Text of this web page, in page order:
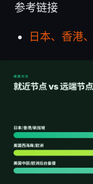
参考链接
日本、香港